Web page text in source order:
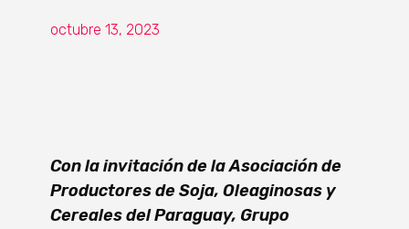
octubre 13, 2023
Con la invitación de la Asociación de
Productores de Soja, Oleaginosas y
Cereales del Paraguay, Grupo